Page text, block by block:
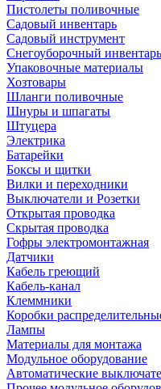
Пистолеты поливочные
Садовый инвентарь
Садовый инструмент
Снегоуборочный инвентарь
Упаковочные материалы
Хозтовары
Шланги поливочные
Шнуры и шпагаты
Штуцера
Электрика
Батарейки
Боксы и щитки
Вилки и переходники
Выключатели и Розетки
Открытая проводка
Скрытая проводка
Гофры электромонтажная
Датчики
Кабель греющий
Кабель-канал
Клеммники
Коробки
Лампы
Материалы для монтажа
Модульное оборудование
Автоматические